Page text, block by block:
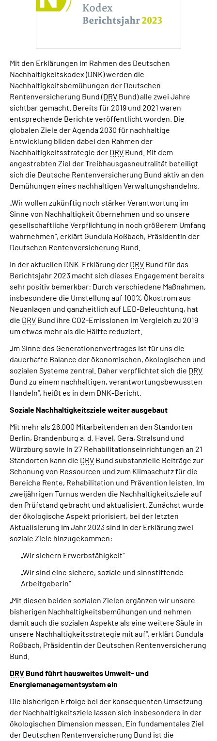
Mit den Erklärungen im Rahmen des Deutschen
Nachhaltigkeitskodex (DNK) werden die
Nachhaltigkeitsbemühungen der Deutschen
Rentenversicherung Bund (DRV Bund) alle zwei Jahre
sichtbar gemacht. Bereits für 2019 und 2021 waren
entsprechende Berichte veröffentlicht worden. Die
globalen Ziele der Agenda 2030 für nachhaltige
Entwicklung bilden dabei den Rahmen der
Nachhaltigkeitsstrategie der DRV Bund. Mit dem
angestrebten Ziel der Treibhausgasneutralität beteiligt
sich die Deutsche Rentenversicherung Bund aktiv an den
Bemühungen eines nachhaltigen Verwaltungshandelns.
„Wir wollen zukünftig noch stärker Verantwortung im
Sinne von Nachhaltigkeit übernehmen und so unsere
gesellschaftliche Verpflichtung in noch größerem Umfang
wahrnehmen“, erklärt Gundula Roßbach, Präsidentin der
Deutschen Rentenversicherung Bund.
In der aktuellen DNK-Erklärung der DRV Bund für das
Berichtsjahr 2023 macht sich dieses Engagement bereits
sehr positiv bemerkbar: Durch verschiedene Maßnahmen,
insbesondere die Umstellung auf 100% Ökostrom aus
Neuanlagen und ganzheitlich auf LED-Beleuchtung, hat
die DRV Bund ihre CO2-Emissionen im Vergleich zu 2019
um etwas mehr als die Hälfte reduziert.
„Im Sinne des Generationenvertrages ist für uns die
dauerhafte Balance der ökonomischen, ökologischen und
sozialen Systeme zentral. Daher verpflichtet sich die DRV
Bund zu einem nachhaltigen, verantwortungsbewussten
Handeln“, heißt es in dem DNK-Bericht.
Soziale Nachhaltigkeitsziele weiter ausgebaut
Mit mehr als 26.000 Mitarbeitenden an den Standorten
Berlin, Brandenburg a. d. Havel, Gera, Stralsund und
Würzburg sowie in 27 Rehabilitationseinrichtungen an 21
Standorten kann die DRV Bund substanzielle Beiträge zur
Schonung von Ressourcen und zum Klimaschutz für die
Bereiche Rente, Rehabilitation und Prävention leisten. Im
zweijährigen Turnus werden die Nachhaltigkeitsziele auf
den Prüfstand gebracht und aktualisiert. Zunächst wurde
der ökologische Aspekt priorisiert, bei der letzten
Aktualisierung im Jahr 2023 sind in der Erklärung zwei
soziale Ziele hinzugekommen:
„Wir sichern Erwerbsfähigkeit“
„Wir sind eine sichere, soziale und sinnstiftende
Arbeitgeberin“
„Mit diesen beiden sozialen Zielen ergänzen wir unsere
bisherigen Nachhaltigkeitsbemühungen und nehmen
damit auch die sozialen Aspekte als eine weitere Säule in
unsere Nachhaltigkeitsstrategie mit auf“, erklärt Gundula
Roßbach, Präsidentin der Deutschen Rentenversicherung
Bund.
DRV Bund führt hausweites Umwelt- und
Energiemanagementsystem ein
Die bisherigen Erfolge bei der konsequenten Umsetzung
der Nachhaltigkeitsziele lassen sich insbesondere in der
ökologischen Dimension messen. Ein fundamentales Ziel
der Deutschen Rentenversicherung Bund ist die